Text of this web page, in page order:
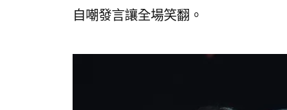
自嘲發言讓全場笑翻。